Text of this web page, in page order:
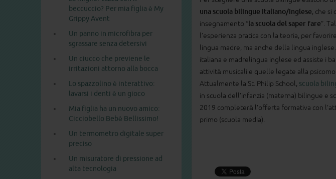
una scuola bilingue italiano/inglese, che si
insegnamento “la scuola del saper fare”.
l’esperienza pratica con la teoria, per
lingua madre, ma anche della lingua
italiana e madrelingua inglese ed assiste i
attività musicali e quelle legate alla
Attualmente la St. Philip School, scuola
in scuola dell’infanzia (materna) bilingue e
2019 completerà l’offerta formativa con
primo (scuola media).
beccuccio? Per mia figlia è My
Grippy Avent
Un panno in microfibra per
sgrassare senza detersivi
Un ciucco che previene le
irritazioni attorno alla bocca
Lo spazzolino è interattivo:
lavarsi i denti è un gioco
Mia figlia ha un nuovo amico:
Cicciobello Bebè Bellissimo!
Un termometro digitale super
preciso
Un misuratore di pressione ad
alta tecnologia